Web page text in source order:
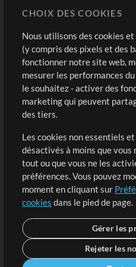
Modèles ProPresenter
Sons
Boutique
Acheter des crédits
Contenu gratuit
Demander les pistes
Extras
Sessions
Soumettre votre contenu
Listes de lecture
Conférence MT
CHOIX DES COOKIES
Nous utilisons des cookies
(y compris des pixels et des
fonctionner notre site web,
mesurer les performances
le souhaitez - activer des
marketing qui peuvent
des tiers.
Les cookies non essentiels
désactivés à moins que
tout ou que vous ne les
préférences. Vous pouvez
moment en cliquant sur
cookies dans le pied de page.
Gérer les
Rejeter les